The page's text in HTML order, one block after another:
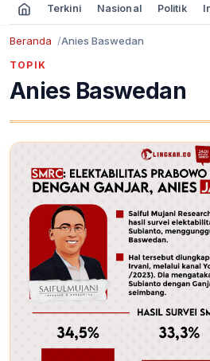
Terkini Nasional Politik
Beranda Anies Baswedan
TOPIK
Anies Baswedan